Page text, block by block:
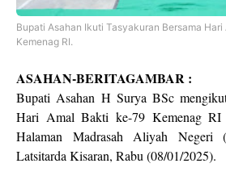
Bupati Asahan Ikuti Tasyakuran Bersama
Kemenag RI.
ASAHAN-BERITAGAMBAR :
Bupati Asahan H Surya BSc
Hari Amal Bakti ke-79 Kemenag RI
Halaman Madrasah Aliyah Negeri
Latsitarda Kisaran, Rabu (08/01/2025).